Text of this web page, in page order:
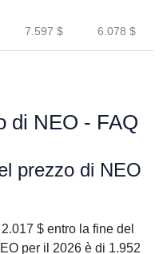
7.597 $ 6.078 $
di NEO - FAQ
prezzo di NEO
$ entro la fine del
per il 2026 è di 1.952